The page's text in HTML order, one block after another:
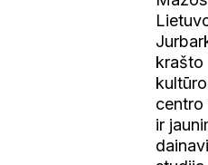
krašto
centro
ir